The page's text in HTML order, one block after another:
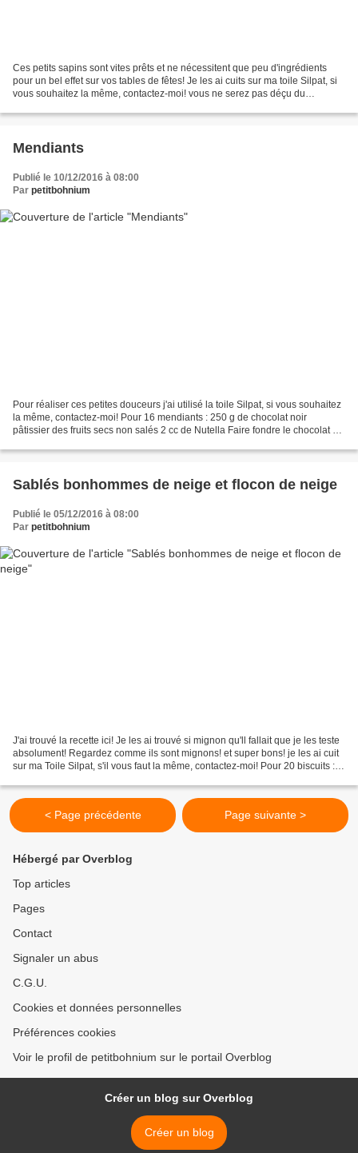
Ces petits sapins sont vites prêts et ne nécessitent que peu d'ingrédients
pour un bel effet sur vos tables de fêtes! Je les ai cuits sur ma toile Silpat, si
vous souhaitez la même, contactez-moi! vous ne serez pas déçu du
Mendiants
Publié le 10/12/2016 à 08:00
Par petitbohnium
Pour réaliser ces petites douceurs j'ai utilisé la toile Silpat, si vous souhaitez
la même, contactez-moi! Pour 16 mendiants : 250 g de chocolat noir
pâtissier des fruits secs non salés 2 cc de Nutella Faire fondre le chocolat au
Sablés bonhommes de neige et flocon de neige
Publié le 05/12/2016 à 08:00
Par petitbohnium
J'ai trouvé la recette ici! Je les ai trouvé si mignon qu'll fallait que je les teste
absolument! Regardez comme ils sont mignons! et super bons! je les ai cuit
sur ma Toile Silpat, s'il vous faut la même, contactez-moi! Pour 20 biscuits :
< Page précédente Page suivante >
Hébergé par Overblog
Top articles
Pages
Contact
Signaler un abus
C.G.U.
Cookies et données personnelles
Préférences cookies
Voir le profil de petitbohnium sur le portail Overblog
Créer un blog sur Overblog
Créer un blog